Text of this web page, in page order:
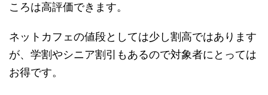
ころは高評価できます。
ネットカフェの値段としては少し割高ではあります
が、学割やシニア割引もあるので対象者にとっては
お得です。